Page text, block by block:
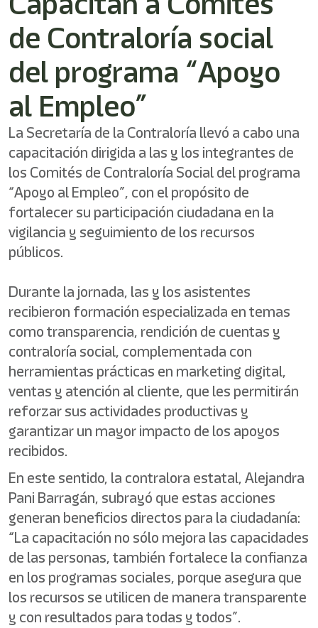
de Contraloría social
del programa “Apoyo
al Empleo”
La Secretaría de la Contraloría llevó a cabo una
capacitación dirigida a las y los integrantes de
los Comités de Contraloría Social del programa
“Apoyo al Empleo”, con el propósito de
fortalecer su participación ciudadana en la
vigilancia y seguimiento de los recursos
públicos.
Durante la jornada, las y los asistentes
recibieron formación especializada en temas
como transparencia, rendición de cuentas y
contraloría social, complementada con
herramientas prácticas en marketing digital,
ventas y atención al cliente, que les permitirán
reforzar sus actividades productivas y
garantizar un mayor impacto de los apoyos
recibidos.
En este sentido, la contralora estatal, Alejandra
Pani Barragán, subrayó que estas acciones
generan beneficios directos para la ciudadanía:
“La capacitación no sólo mejora las capacidades
de las personas, también fortalece la confianza
en los programas sociales, porque asegura que
los recursos se utilicen de manera transparente
y con resultados para todas y todos”.